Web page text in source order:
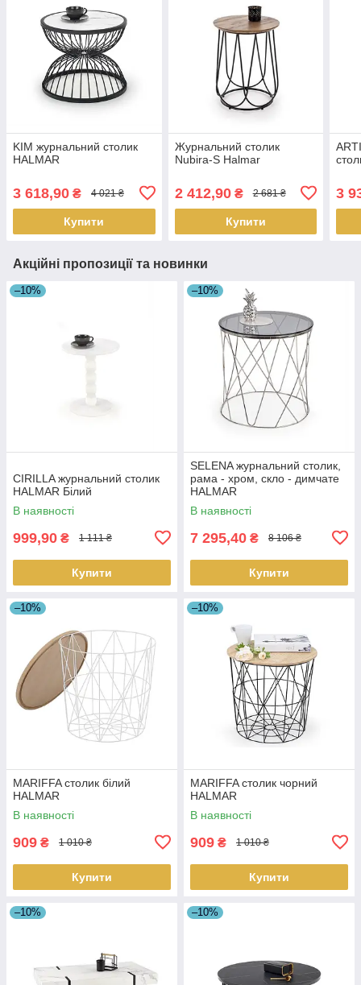
KIM журнальний столик
HALMAR
3 618,90 ₴ 4 021 ₴
Купити
Журнальний столик
Nubira-S Halmar
2 412,90₴ 2 681 ₴
Купити
3
Акційні пропозиції та новинки
–10%
CIRILLA журнальний столик
HALMAR Білий
В наявності
999,90 ₴ 1 111 ₴
Купити
–10%
SELENA журнальний столик,
рама - хром, скло - димчате
HALMAR
В наявності
7 295,40 ₴ 8 106 ₴
Купити
–10%
MARIFFA столик білий
HALMAR
В наявності
909 ₴ 1 010 ₴
Купити
–10%
MARIFFA столик чорний
HALMAR
В наявності
909 ₴ 1 010 ₴
Купити
–10% –10%